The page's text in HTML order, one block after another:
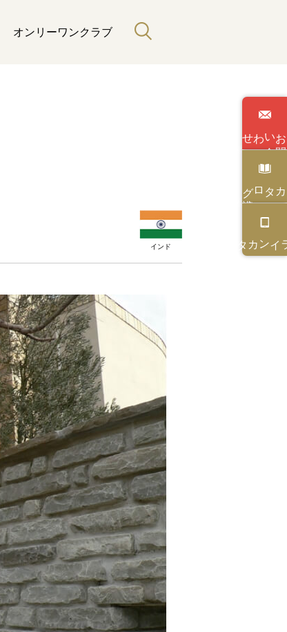
い
わせ
カタログ
オンライン
オンリーワンクラブ
インド